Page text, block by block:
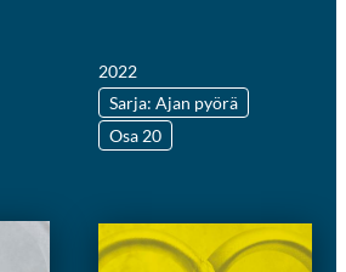
2022
Sarja: Ajan pyörä
Osa 20